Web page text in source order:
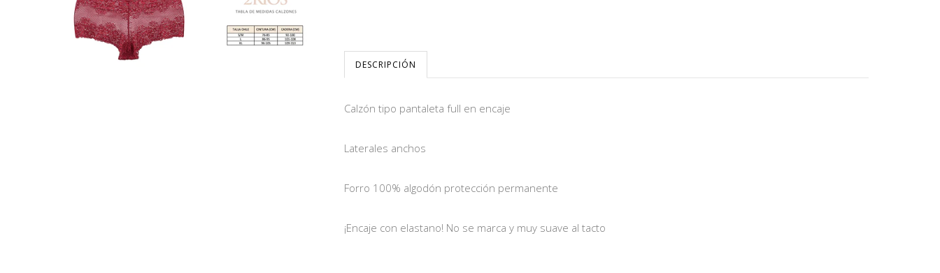
DESCRIPCIÓN
Calzón tipo pantaleta full en encaje
Laterales anchos
Forro 100% algodón protección permanente
¡Encaje con elastano! No se marca y muy suave al tacto